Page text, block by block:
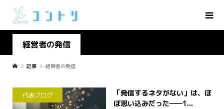
経営者の発信
記事 経営者の発信
代表ブログ
「発信するネタがない」は、ほ
ぼ思い込みだった——1...